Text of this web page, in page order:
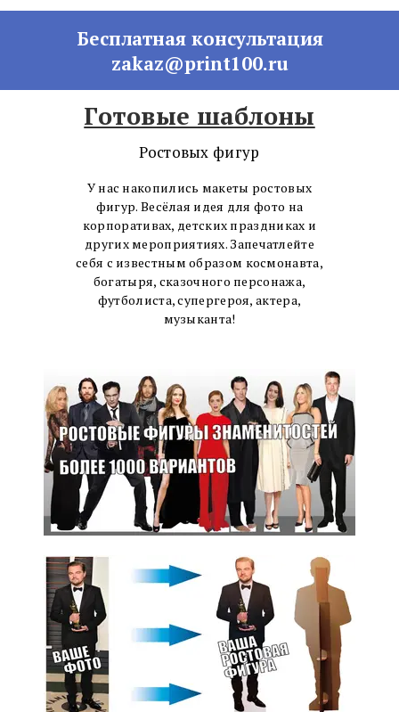
Бесплатная консультация
zakaz@print100.ru
Готовые шаблоны
Ростовых фигур
У нас накопились макеты ростовых
фигур. Весёлая идея для фото на
корпоративах, детских праздниках и
других мероприятиях. Запечатлейте
себя с известным образом космонавта,
богатыря, сказочного персонажа,
футболиста, супергероя, актера,
музыканта!